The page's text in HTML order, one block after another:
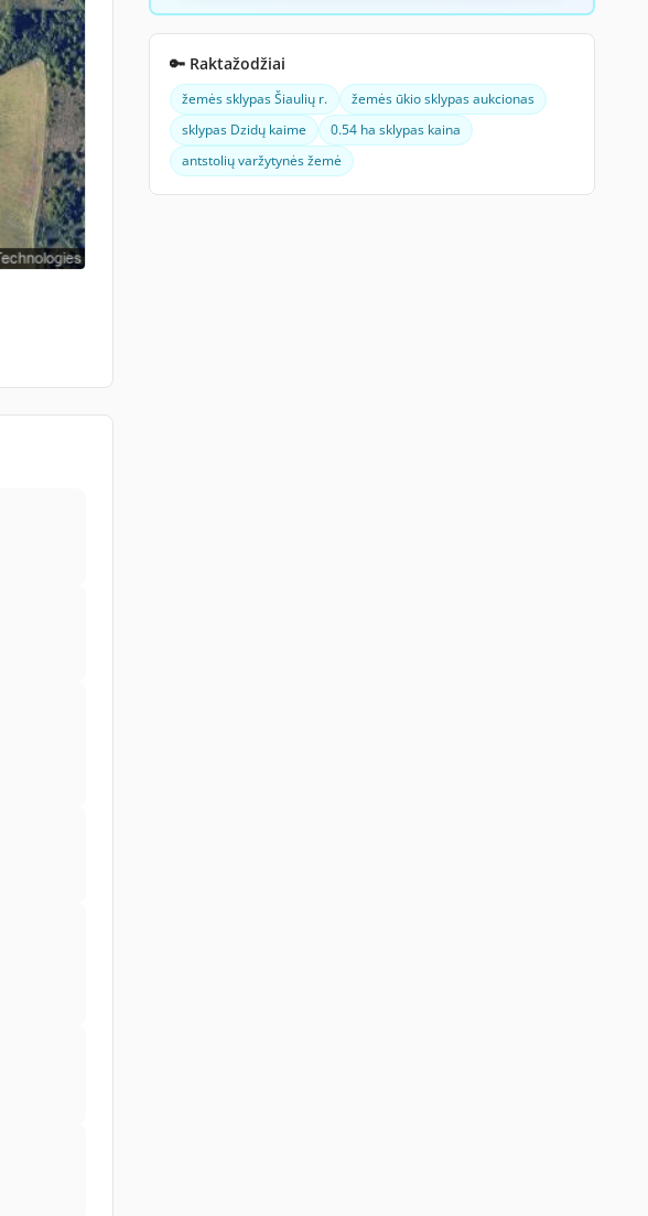
🔑 Raktažodžiai
žemės sklypas Šiaulių r.
žemės ūkio sklypas aukcionas
sklypas Dzidų kaime
0.54 ha sklypas kaina
antstolių varžytynės žemė